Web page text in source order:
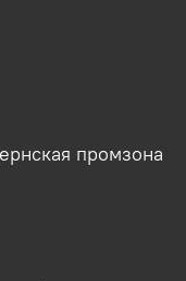
промзона